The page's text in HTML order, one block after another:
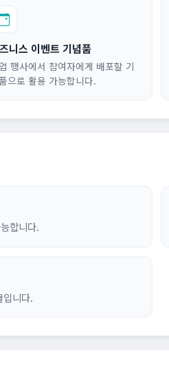
니스 이벤트 기념품
행사에서 참여자에게 배포할 기
으로 활용 가능합니다.
합니다.
니다.